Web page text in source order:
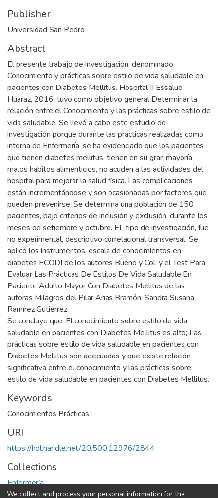
Publisher
Universidad San Pedro
Abstract
El presente trabajo de investigación, denominado
Conocimiento y prácticas sobre estilo de vida saludable en
pacientes con Diabetes Mellitus. Hospital II Essalud.
Huaraz, 2016, tuvo como objetivo general Determinar la
relación entre el Conocimiento y las prácticas sobre estilo de
vida saludable. Se llevó a cabo este estudio de
investigación porque durante las prácticas realizadas como
interna de Enfermería, se ha evidenciado que los pacientes
que tienen diabetes mellitus, tienen en su gran mayoría
malos hábitos alimenticios, no acuden a las actividades del
hospital para mejorar la salud física. Las complicaciones
están incrementándose y son ocasionadas por factores que
pueden prevenirse. Se determina una población de 150
pacientes, bajo criterios de inclusión y exclusión, durante los
meses de setiembre y octubre. EL tipo de investigación, fue
no experimental, descriptivo correlacional transversal. Se
aplicó los instrumentos, escala de conocimientos en
diabetes ECODI de los autores Bueno y Col. y el Test Para
Evaluar Las Prácticas De Estilos De Vida Saludable En
Paciente Adulto Mayor Con Diabetes Mellitus de las
autoras Milagros del Pilar Arias Bramón, Sandra Susana
Ramírez Gutiérrez.
Se concluye que, El conocimiento sobre estilo de vida
saludable en pacientes con Diabetes Mellitus es alto; Las
prácticas sobre estilo de vida saludable en pacientes con
Diabetes Mellitus son adecuadas y que existe relación
significativa entre el conocimiento y las prácticas sobre
estilo de vida saludable en pacientes con Diabetes Mellitus.
Keywords
Conocimientos Prácticas
URI
https://hdl.handle.net/20.500.12976/2844
Collections
Enfermería
We collect and process your personal information for the